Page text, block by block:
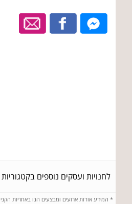
לחנויות ועסקים נוספים
* המידע אודות ארועים ומבצעים הנו באחריות